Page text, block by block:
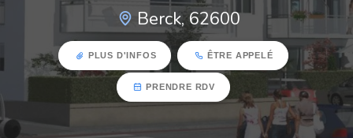
Berck, 62600
PLUS D'INFOS ÊTRE APPELÉ
PRENDRE RDV